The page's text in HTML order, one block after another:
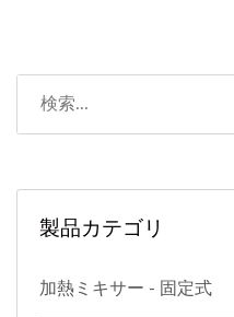
製品カテゴリ
加熱ミキサー - 固定式